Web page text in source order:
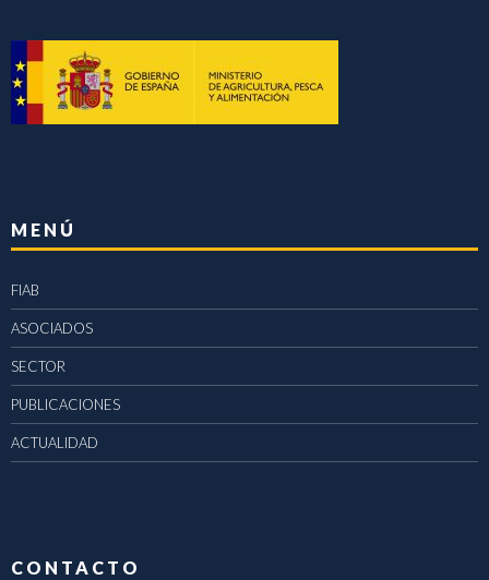
MENÚ
FIAB
ASOCIADOS
SECTOR
PUBLICACIONES
ACTUALIDAD
CONTACTO